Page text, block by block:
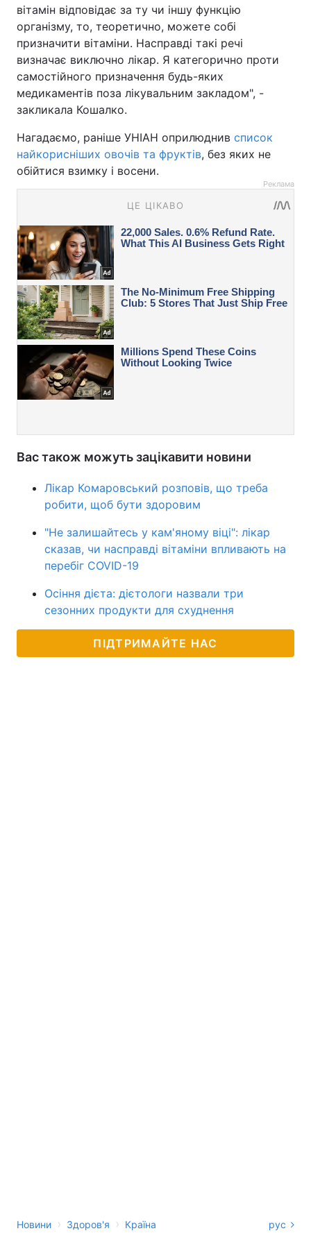
вітамін відповідає за ту чи іншу функцію
організму, то, теоретично, можете собі
призначити вітаміни. Насправді такі речі
визначає виключно лікар. Я категорично проти
самостійного призначення будь-яких
медикаментів поза лікувальним закладом", -
закликала Кошалко.
Нагадаємо, раніше УНІАН оприлюднив список
найкорисніших овочів та фруктів, без яких не
обійтися взимку і восени.
Реклама
Вас також можуть зацікавити новини
Лікар Комаровський розповів, що треба
робити, щоб бути здоровим
"Не залишайтесь у кам'яному віці": лікар
сказав, чи насправді вітаміни впливають на
перебіг COVID-19
Осіння дієта: дієтологи назвали три
сезонних продукти для схуднення
ПІДТРИМАЙТЕ НАС
Новини › Здоров'я › Країна рус